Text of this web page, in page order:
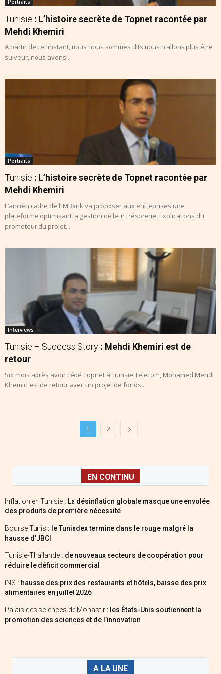
Portraits
Tunisie : L’histoire secrète de Topnet racontée par
Mehdi Khemiri
A partir de cet instant, nous nous sommes dits nous n’allons plus être
suiveur, nous avons...
Portraits
Tunisie : L’histoire secrète de Topnet racontée par
Mehdi Khemiri
L’ancien cadre de l’IMBank va proposer aux entreprises une
plateforme optimisant la gestion de leur trésorerie. Explications du
promoteur du projet....
Interviews
Tunisie – Success Story : Mehdi Khemiri est de
retour
Six mois après avoir cédé Topnet à Tunisie Telecom, Mohamed Mehdi
Khemiri est de retour avec un projet de fonds...
1 2
EN CONTINU
Inflation en Tunisie : La désinflation globale masque une envolée
des produits de première nécessité
Bourse Tunis : le Tunindex termine dans le rouge malgré la
hausse d’UBCI
Tunisie-Thaïlande : de nouveaux secteurs de coopération pour
réduire le déficit commercial
INS : hausse des prix des restaurants et hôtels, baisse des prix
alimentaires en juillet 2026
Palais des sciences de Monastir : les États-Unis soutiennent la
promotion des sciences et de l’innovation
A LA UNE